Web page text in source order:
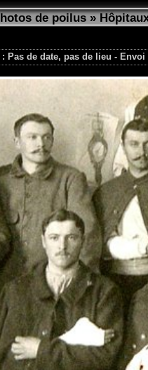
de poilus»
: Pas de date, pas de lieu -